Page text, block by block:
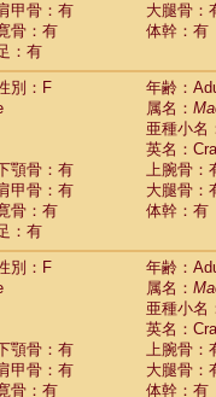
甲骨：有
大腿骨：
骨：有
体幹：有
：有
別：F
年齢：
属名：
亜種小名
英名：
顎骨：有
上腕骨：
甲骨：有
大腿骨：
骨：有
体幹：有
：有
別：F
年齢：
属名：
亜種小名
英名：
顎骨：有
上腕骨：
甲骨：有
大腿骨：
骨：有
体幹：有